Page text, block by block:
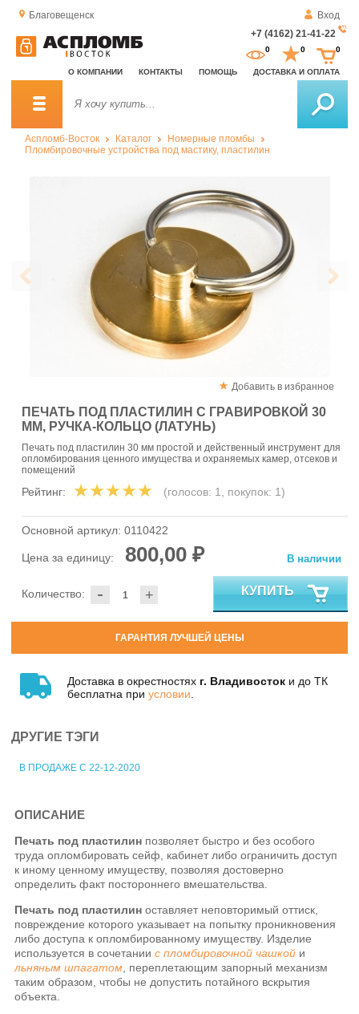
Благовещенск
Вход
+7 (4162) 21-41-22
О КОМПАНИИ КОНТАКТЫ ПОМОЩЬ ДОСТАВКА И ОПЛАТА
0 0 0
Аспломб-Восток Каталог
Номерные пломбы
Пломбировочные устройства под мастику, пластилин
Добавить в избранное
ПЕЧАТЬ ПОД ПЛАСТИЛИН С ГРАВИРОВКОЙ 30
ММ, РУЧКА-КОЛЬЦО (ЛАТУНЬ)
Печать под пластилин 30 мм простой и действенный инструмент для
опломбирования ценного имущества и охраняемых камер, отсеков и
помещений
Рейтинг: (голосов: 1, покупок: 1)
Основной артикул: 0110422
Цена за единицу: 800,00 ₽
- +
Количество:
В наличии
КУПИТЬ
ГАРАНТИЯ ЛУЧШЕЙ ЦЕНЫ
Доставка в окрестностях г. Владивосток и до ТК
бесплатна при условии
ДРУГИЕ ТЭГИ
В ПРОДАЖЕ С 22-12-2020
ОПИСАНИЕ
Печать под пластилин позволяет быстро и без особого
труда опломбировать сейф, кабинет либо ограничить доступ
к иному ценному имуществу, позволяя достоверно
определить факт постороннего вмешательства.
Печать под пластилиноставляет неповторимый оттиск,
повреждение которого указывает на попытку проникновения
либо доступа к опломбированному имуществу. Изделие
используется в сочетаниис пломбировочной чашкой и
льняным шпагатом , переплетающим запорный механизм
таким образом, чтобы не допустить потайного вскрытия
объекта.